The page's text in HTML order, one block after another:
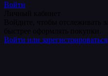
Войти
Войти или зарегистрироваться